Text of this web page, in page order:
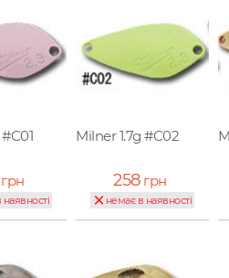
Milner 1.7g #C02
258грн
немає в наявності